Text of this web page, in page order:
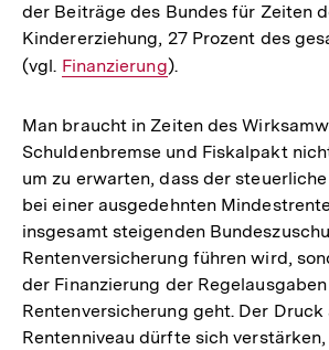
der Beiträge des Bundes für Zeiten
Kindererziehung, 27 Prozent des
(vgl. Interner
Finanzierung).
Man braucht in Zeiten des
Schuldenbremse und Fiskalpakt
um zu erwarten, dass der
bei einer ausgedehnten
insgesamt steigenden
Rentenversicherung führen wird,
der Finanzierung der
Rentenversicherung geht. Der Druck
Rentenniveau dürfte sich